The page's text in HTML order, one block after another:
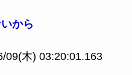
から
09(木) 03:20:01.163